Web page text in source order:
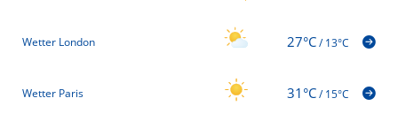
Wetter London 27°C/13°C
Wetter Paris 31°C/15°C